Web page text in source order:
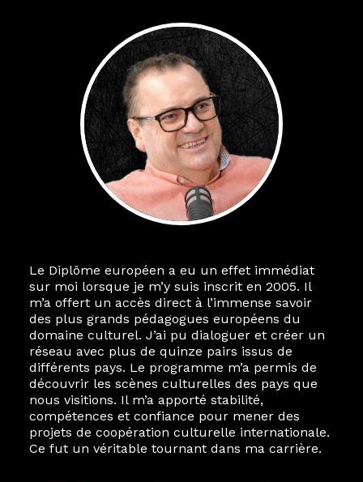
Le Diplôme européen a eu un effet immédiat
sur moi lorsque je m’y suis inscrit en 2005. Il
m’a offert un accès direct à l’immense savoir
des plus grands pédagogues européens du
domaine culturel. J’ai pu dialoguer et créer un
réseau avec plus de quinze pairs issus de
différents pays. Le programme m’a permis de
découvrir les scènes culturelles des pays que
nous visitions. Il m’a apporté stabilité,
compétences et confiance pour mener des
projets de coopération culturelle internationale.
Ce fut un véritable tournant dans ma carrière.